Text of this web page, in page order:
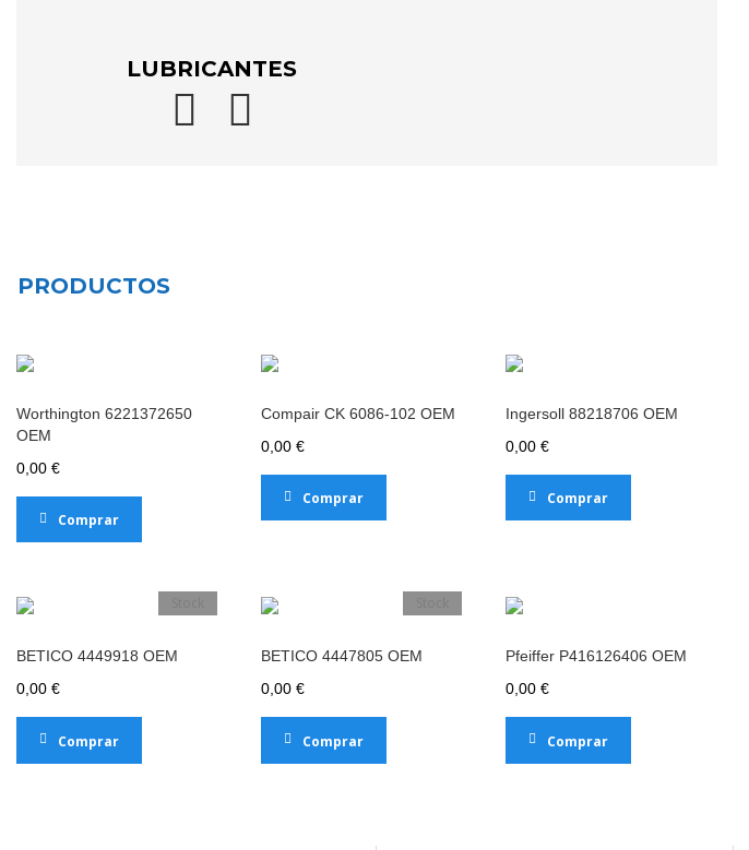
LUBRICANTES
 
PRODUCTOS
Worthington 6221372650
OEM
0,00 €
Comprar
Compair CK 6086-102 OEM
0,00 €
Comprar
Ingersoll 88218706 OEM
0,00 €
Comprar
BETICO 4449918 OEM
0,00 €
Comprar
BETICO 4447805 OEM
0,00 €
Comprar
Pfeiffer P416126406 OEM
0,00 €
Comprar